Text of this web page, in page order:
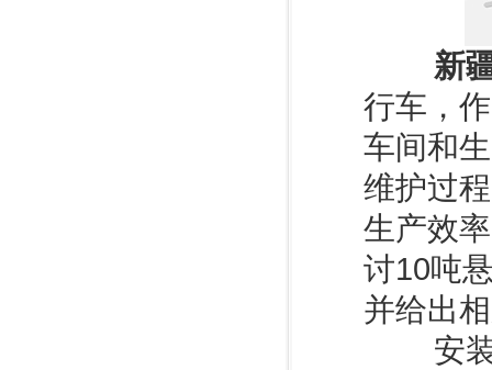
新
行车，
车间和
维护过
生产效
讨10吨
并给出
安装